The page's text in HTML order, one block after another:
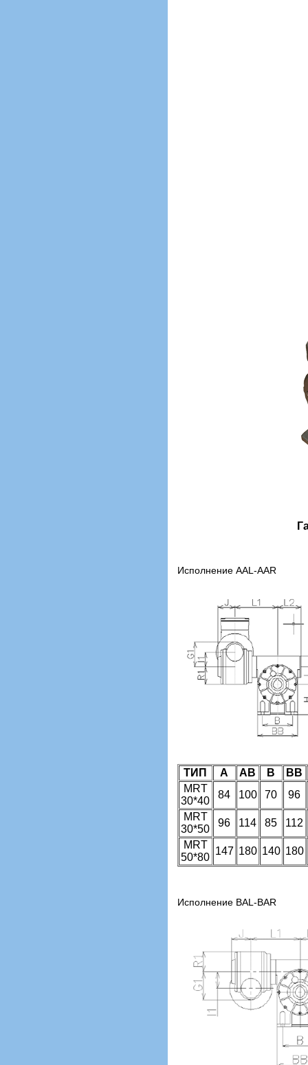
Исполнение AAL-AAR
ТИП А АВ В
ВВ
MRT
30*40
84 100 70
96
MRT
30*50
96 114 85
112
MRT
50*80
147 180 140 180
Исполнение BAL-BAR